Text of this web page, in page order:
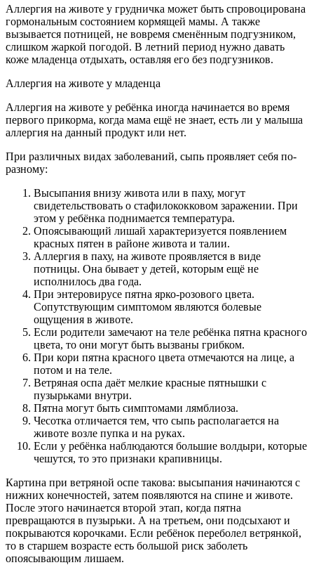
Аллергия на животе у грудничка может быть спровоцирована
гормональным состоянием кормящей мамы. А также
вызывается потницей, не вовремя сменённым подгузником,
слишком жаркой погодой. В летний период нужно давать
коже младенца отдыхать, оставляя его без подгузников.
Аллергия на животе у младенца
Аллергия на животе у ребёнка иногда начинается во время
первого прикорма, когда мама ещё не знает, есть ли у малыша
аллергия на данный продукт или нет.
При различных видах заболеваний, сыпь проявляет себя по-
разному:
Высыпания внизу живота или в паху, могут
свидетельствовать о стафилококковом заражении. При
этом у ребёнка поднимается температура.
Опоясывающий лишай характеризуется появлением
красных пятен в районе живота и талии.
Аллергия в паху, на животе проявляется в виде
потницы. Она бывает у детей, которым ещё не
исполнилось два года.
При энтеровирусе пятна ярко-розового цвета.
Сопутствующим симптомом являются болевые
ощущения в животе.
Если родители замечают на теле ребёнка пятна красного
цвета, то они могут быть вызваны грибком.
При кори пятна красного цвета отмечаются на лице, а
потом и на теле.
Ветряная оспа даёт мелкие красные пятнышки с
пузырьками внутри.
Пятна могут быть симптомами лямблиоза.
Чесотка отличается тем, что сыпь располагается на
животе возле пупка и на руках.
Если у ребёнка наблюдаются большие волдыри, которые
чешутся, то это признаки крапивницы.
Картина при ветряной оспе такова: высыпания начинаются с
нижних конечностей, затем появляются на спине и животе.
После этого начинается второй этап, когда пятна
превращаются в пузырьки. А на третьем, они подсыхают и
покрываются корочками. Если ребёнок переболел ветрянкой,
то в старшем возрасте есть большой риск заболеть
опоясывающим лишаем.